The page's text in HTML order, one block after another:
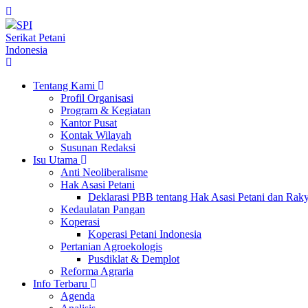
SPI
Serikat Petani
Indonesia
Tentang Kami
Profil Organisasi
Program & Kegiatan
Kantor Pusat
Kontak Wilayah
Susunan Redaksi
Isu Utama
Anti Neoliberalisme
Hak Asasi Petani
Deklarasi PBB tentang Hak Asasi Petani dan
Kedaulatan Pangan
Koperasi
Koperasi Petani Indonesia
Pertanian Agroekologis
Pusdiklat & Demplot
Reforma Agraria
Info Terbaru
Agenda